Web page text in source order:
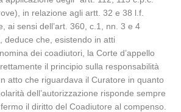
in relazione agli artt. 32 e 38 l.f.
ai sensi dell’art. 360, c.1, nn. 3 e 4
deduce che, esistendo in atti
dei coadiutori, la Corte d’appello
il principio sulla responsabilità
atto che riguardava il Curatore in quanto
dell’autorizzazione risponde sempre
il diritto del Coadiutore al compenso.